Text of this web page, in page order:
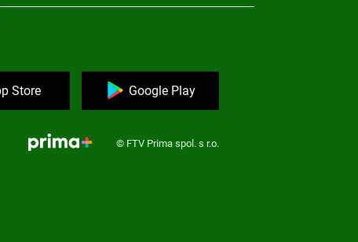
Store Google Play
© FTV Prima spol. s r.o.